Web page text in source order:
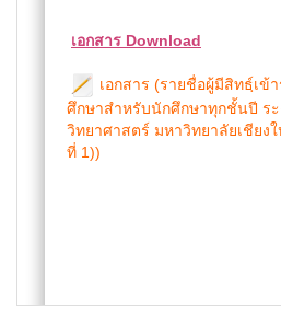
เอกสาร Download
เอกสาร (รายชื่อผู้มีสิทธฺ์เ
ศึกษาสำหรับนักศึกษาทุกชั้นปี
วิทยาศาสตร์ มหาวิทยาลัยเชียง
ที่ 1))